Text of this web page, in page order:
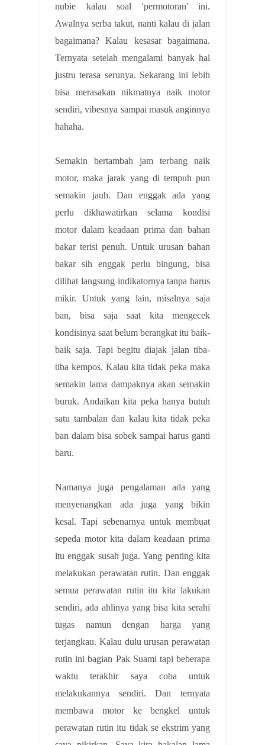
nubie kalau soal 'permotoran' ini.
Awalnya serba takut, nanti kalau di jalan
bagaimana? Kalau kesasar bagaimana.
Ternyata setelah mengalami banyak hal
justru terasa serunya. Sekarang ini lebih
bisa merasakan nikmatnya naik motor
sendiri, vibesnya sampai masuk anginnya
hahaha.
Semakin bertambah jam terbang naik
motor, maka jarak yang di tempuh pun
semakin jauh. Dan enggak ada yang
perlu dikhawatirkan selama kondisi
motor dalam keadaan prima dan bahan
bakar terisi penuh. Untuk urusan bahan
bakar sih enggak perlu bingung, bisa
dilihat langsung indikatornya tanpa harus
mikir. Untuk yang lain, misalnya saja
ban, bisa saja saat kita mengecek
kondisinya saat belum berangkat itu baik-
baik saja. Tapi begitu diajak jalan tiba-
tiba kempos. Kalau kita tidak peka maka
semakin lama dampaknya akan semakin
buruk. Andaikan kita peka hanya butuh
satu tambalan dan kalau kita tidak peka
ban dalam bisa sobek sampai harus ganti
baru.
Namanya juga pengalaman ada yang
menyenangkan ada juga yang bikin
kesal. Tapi sebenarnya untuk membuat
sepeda motor kita dalam keadaan prima
itu enggak susah juga. Yang penting kita
melakukan perawatan rutin. Dan enggak
semua perawatan rutin itu kita lakukan
sendiri, ada ahlinya yang bisa kita serahi
tugas namun dengan harga yang
terjangkau. Kalau dulu urusan perawatan
rutin ini bagian Pak Suami tapi beberapa
waktu terakhir saya coba untuk
melakukannya sendiri. Dan ternyata
membawa motor ke bengkel untuk
perawatan rutin itu tidak se ekstrim yang